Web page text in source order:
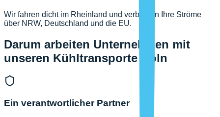
Wir fahren dicht im Rheinland und verbinden Ihre Ströme
über NRW, Deutschland und die EU.
Darum arbeiten Unternehmen mit
unseren Kühltransporte Köln
Ein verantwortlicher Partner